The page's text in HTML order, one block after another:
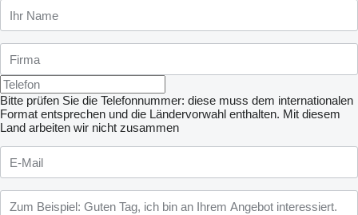
Bitte prüfen Sie die Telefonnummer: diese muss dem internationalen
Format entsprechen und die Ländervorwahl enthalten. Mit diesem
Land arbeiten wir nicht zusammen